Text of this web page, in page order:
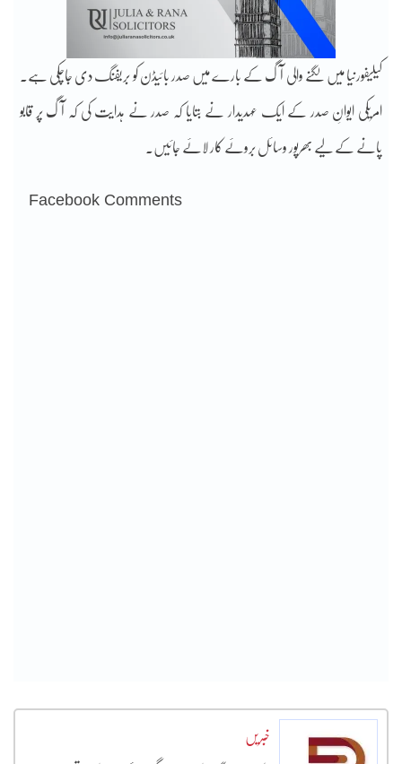
کیلیفورنیا میں لگنے والی آگ کے بارے میں صدر بائیڈن کو بریفنگ دی جاچکی ہے۔
امریکی ایوانِ صدر کے ایک عہدیدار نے بتایا کہ صدر نے ہدایت کی کہ آگ پر قابو
پانے کے لیے بھرپور وسائل بروئے کار لائے جائیں۔
Facebook Comments
خبریں